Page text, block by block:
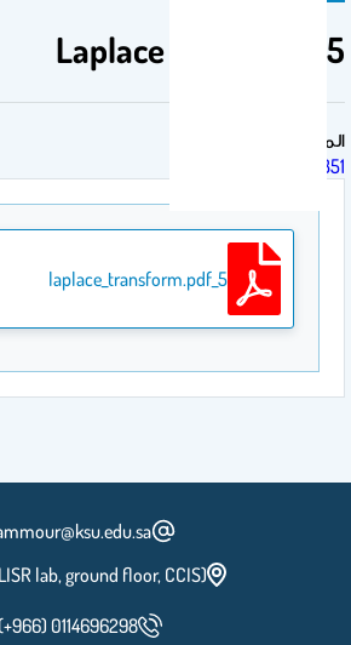
5 Laplace Transform
المقرر الدراسي
CEN351
5_laplace_transform.pdf
lab, ground floor, CCIS)
(+966) 0114696298